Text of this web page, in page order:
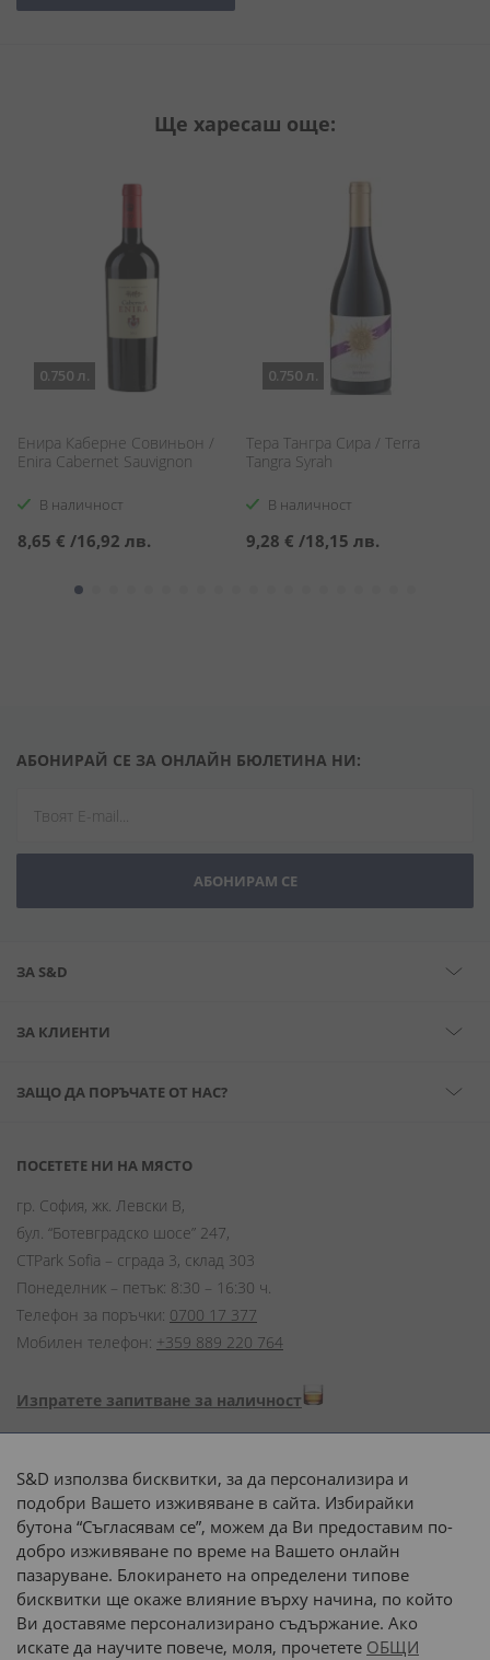
Ще харесаш още:
0.750 л.
Енира Каберне Совиньон /
Enira Cabernet Sauvignon
В наличност
8,65 € /16,92 лв.
0.750 л.
Тера Тангра Сира / Terra
Tangra Syrah
В наличност
9,28 € /18,15 лв.
АБОНИРАЙ СЕ ЗА ОНЛАЙН БЮЛЕТИНА НИ:
АБОНИРАМ СЕ
ЗА S&D
ЗА КЛИЕНТИ
ЗАЩО ДА ПОРЪЧАТЕ ОТ НАС?
ПОСЕТЕТЕ НИ НА МЯСТО
гр. София, жк. Левски В,
бул. “Ботевградско шосе” 247,
CTPark Sofia – сграда 3, склад 303
Понеделник – петък: 8:30 – 16:30 ч.
Телефон за поръчки: 0700 17 377
Мобилен телефон: +359 889 220 764
Изпратете запитване за наличност
Начини на плащане:
Доставка до адрес с:
или
наш транспорт
S&D използва бисквитки, за да персонализира и
подобри Вашето изживяване в сайта. Избирайки
бутона “Съгласявам се”, можем да Ви предоставим по-
добро изживяване по време на Вашето онлайн
пазаруване. Блокирането на определени типове
бисквитки ще окаже влияние върху начина, по който
Ви доставяме персонализирано съдържание. Ако
искате да научите повече, моля, прочетете ОБЩИ